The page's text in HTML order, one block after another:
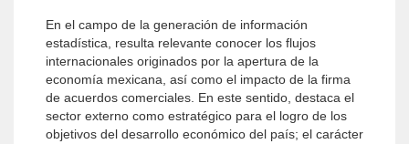
En el campo de la generación de información
estadística, resulta relevante conocer los flujos
internacionales originados por la apertura de la
economía mexicana, así como el impacto de la firma
de acuerdos comerciales. En este sentido, destaca el
sector externo como estratégico para el logro de los
objetivos del desarrollo económico del país; el carácter